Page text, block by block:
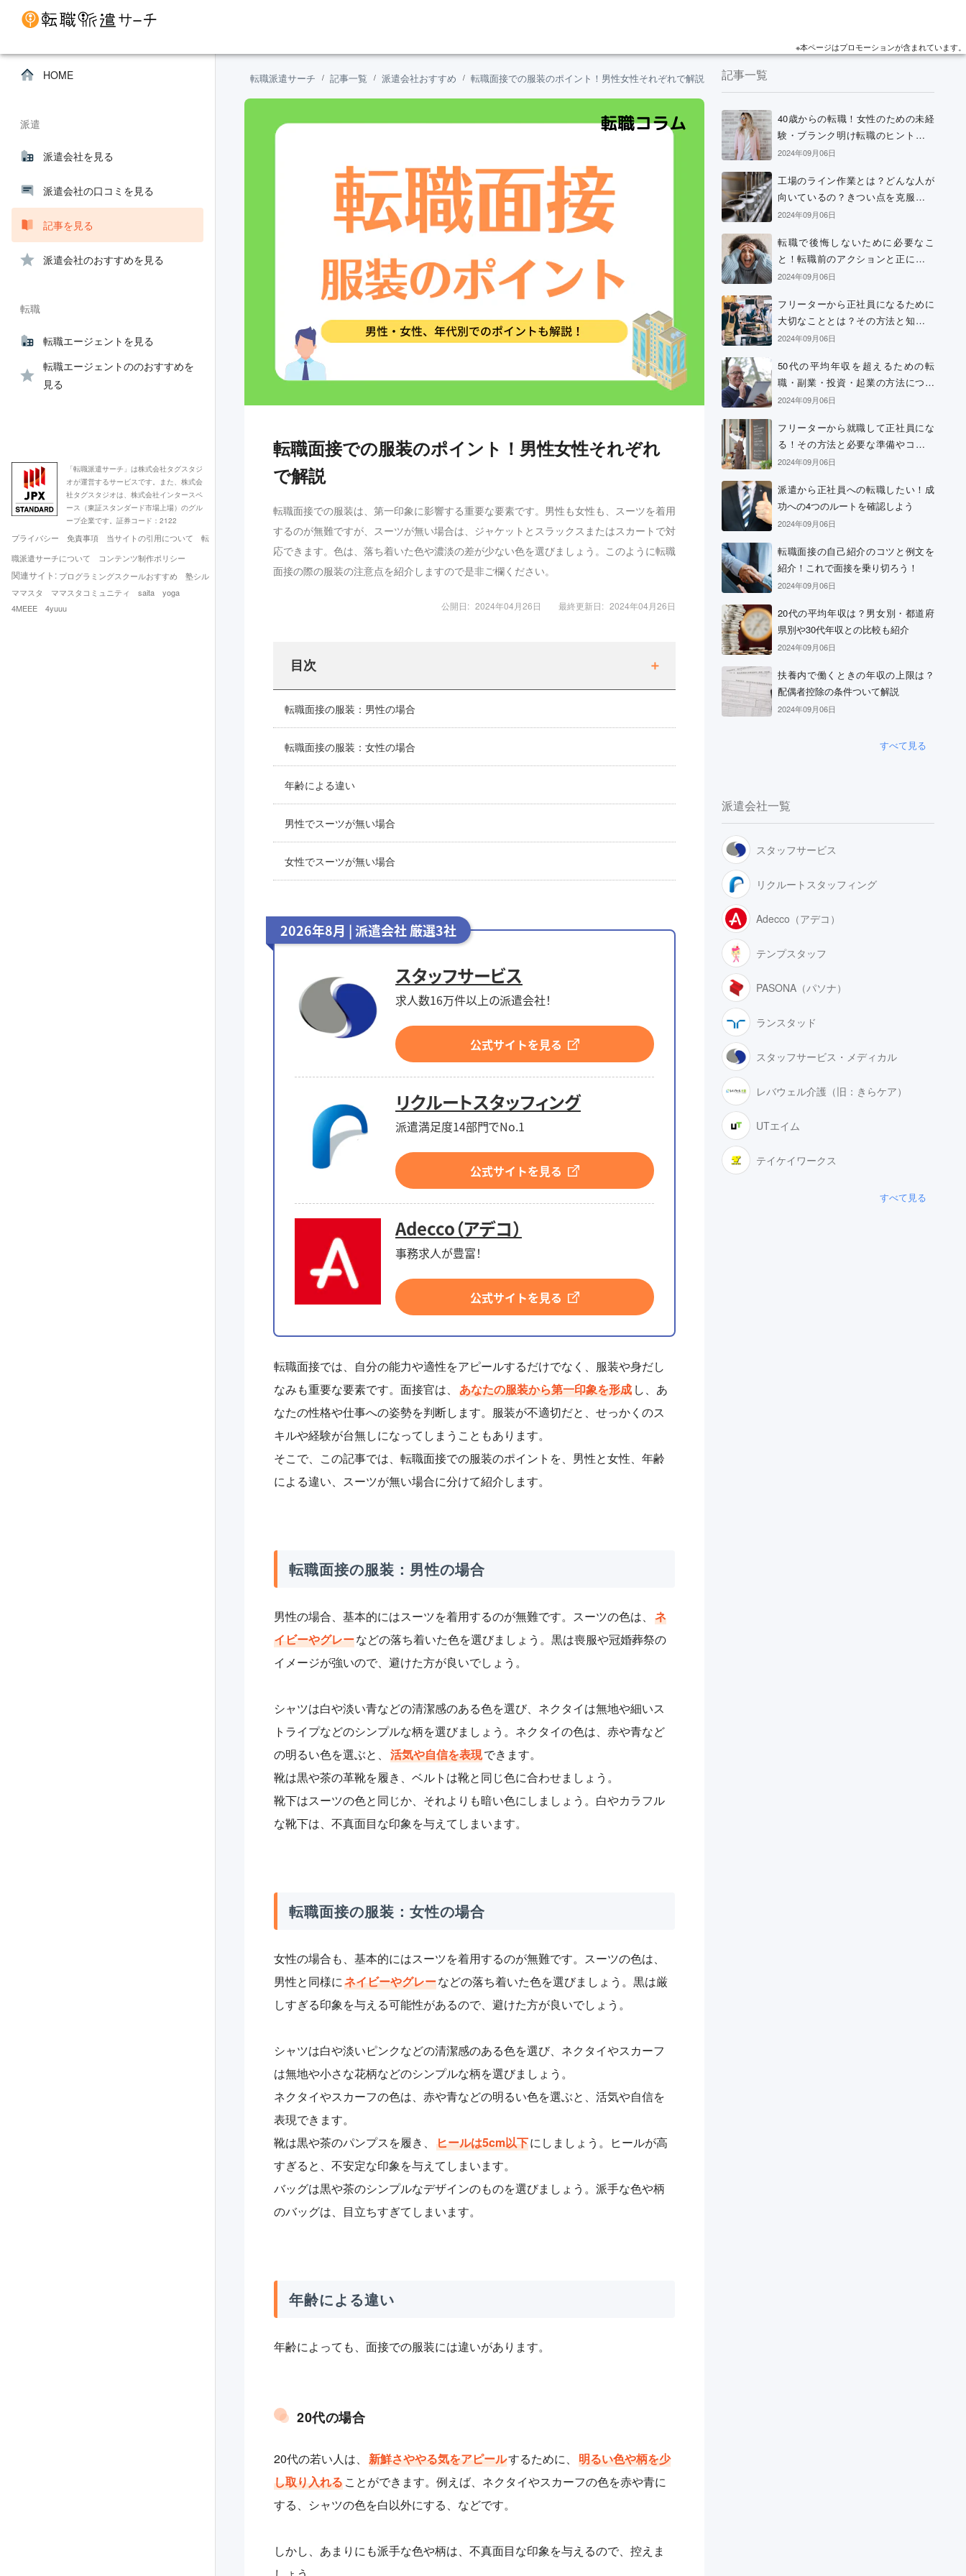
※本ページはプロモーションが含まれています。
転職派遣サーチ 記事一覧 派遣会社おすすめ 転職面接での服装のポイント！男性女性それぞれで解説
転職面接での服装のポイント！男性女性それぞれ
で解説
転職面接での服装は、第一印象に影響する重要な要素です。男性も女性も、スーツを着用
するのが無難ですが、スーツが無い場合は、ジャケットとスラックスまたはスカートで対
応できます。色は、落ち着いた色や濃淡の差が少ない色を選びましょう。このように転職
面接の際の服装の注意点を紹介しますので是非ご欄ください。
公開日: 2024年04月26日 最終更新日: 2024年04月26日
目次
転職面接の服装：男性の場合
転職面接の服装：女性の場合
年齢による違い
男性でスーツが無い場合
女性でスーツが無い場合
2026年8月 | 派遣会社 厳選3社
スタッフサービス
求人数16万件以上の派遣会社！
公式サイトを見る
リクルートスタッフィング
派遣満足度14部門でNo.1
公式サイトを見る
Adecco（アデコ）
事務求人が豊富！
公式サイトを見る
転職面接では、自分の能力や適性をアピールするだけでなく、服装や身だし
なみも重要な要素です。面接官は、 あなたの服装から第一印象を形成 し、あ
なたの性格や仕事への姿勢を判断します。服装が不適切だと、せっかくのス
キルや経験が台無しになってしまうこともあります。
そこで、この記事では、転職面接での服装のポイントを、男性と女性、年齢
による違い、スーツが無い場合に分けて紹介します。
転職面接の服装：男性の場合
男性の場合、基本的にはスーツを着用するのが無難です。スーツの色は、 ネ
イビーやグレーなどの落ち着いた色を選びましょう。黒は喪服や冠婚葬祭の
イメージが強いので、避けた方が良いでしょう。
シャツは白や淡い青などの清潔感のある色を選び、ネクタイは無地や細いス
トライプなどのシンプルな柄を選びましょう。ネクタイの色は、赤や青など
の明るい色を選ぶと、 活気や自信を表現できます。
靴は黒や茶の革靴を履き、ベルトは靴と同じ色に合わせましょう。
靴下はスーツの色と同じか、それよりも暗い色にしましょう。白やカラフル
な靴下は、不真面目な印象を与えてしまいます。
転職面接の服装：女性の場合
女性の場合も、基本的にはスーツを着用するのが無難です。スーツの色は、
男性と同様にネイビーやグレーなどの落ち着いた色を選びましょう。黒は厳
しすぎる印象を与える可能性があるので、避けた方が良いでしょう。
シャツは白や淡いピンクなどの清潔感のある色を選び、ネクタイやスカーフ
は無地や小さな花柄などのシンプルな柄を選びましょう。
ネクタイやスカーフの色は、赤や青などの明るい色を選ぶと、活気や自信を
表現できます。
靴は黒や茶のパンプスを履き、 ヒールは5cm以下にしましょう。ヒールが高
すぎると、不安定な印象を与えてしまいます。
バッグは黒や茶のシンプルなデザインのものを選びましょう。派手な色や柄
のバッグは、目立ちすぎてしまいます。
年齢による違い
年齢によっても、面接での服装には違いがあります。
20代の場合
20代の若い人は、 新鮮さややる気をアピールするために、 明るい色や柄を少
し取り入れることができます。例えば、ネクタイやスカーフの色を赤や青に
する、シャツの色を白以外にする、などです。
しかし、あまりにも派手な色や柄は、不真面目な印象を与えるので、控えま
記事一覧
40歳からの転職！女性のための未経
験・ブランク明け転職のヒントと考
え方
2024年09月06日
工場のライン作業とは？どんな人が
向いているの？きつい点を克服する
方法などを解説
2024年09月06日
転職で後悔しないために必要なこ
と！転職前のアクションと正に後悔
中の場合の解決策
2024年09月06日
フリーターから正社員になるために
大切なこととは？その方法と知って
おきたい心構え
2024年09月06日
50代の平均年収を超えるための転
職・副業・投資・起業の方法につい
て
2024年09月06日
フリーターから就職して正社員にな
る！その方法と必要な準備やコツに
ついて
2024年09月06日
派遣から正社員への転職したい！成
功への4つのルートを確認しよう
2024年09月06日
転職面接の自己紹介のコツと例文を
紹介！これで面接を乗り切ろう！
2024年09月06日
20代の平均年収は？男女別・都道府
県別や30代年収との比較も紹介
2024年09月06日
扶養内で働くときの年収の上限は？
配偶者控除の条件ついて解説
2024年09月06日
すべて見る
派遣会社一覧
スタッフサービス
リクルートスタッフィング
Adecco（アデコ）
テンプスタッフ
PASONA（パソナ）
ランスタッド
スタッフサービス・メディカル
レバウェル介護（旧：きらケア）
UTエイム
テイケイワークス
すべて見る
HOME
派遣
派遣会社を見る
派遣会社の口コミを見る
記事を見る
派遣会社のおすすめを見る
転職
転職エージェントを見る
転職エージェントののおすすめを
見る
「転職派遣サーチ」は株式会社タグスタジ
オが運営するサービスです。また、株式会
社タグスタジオは、株式会社インタースペ
ース（東証スタンダード市場上場）のグル
ープ企業です。証券コード：2122
プライバシー 免責事項 当サイトの引用について
転
職派遣サーチについて
コンテンツ制作ポリシー
関連サイト: プログラミングスクールおすすめ
塾シル
ママスタ
ママスタコミュニティ saita
yoga
4MEEE
4yuuu